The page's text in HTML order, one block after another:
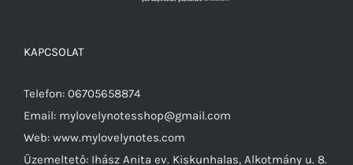
KAPCSOLAT
Telefon: 06705658874
Email: mylovelynotesshop@gmail.com
Web: www.mylovelynotes.com
Üzemeltető: Ihász Anita ev. Kiskunhalas, Alkotmány u. 8.